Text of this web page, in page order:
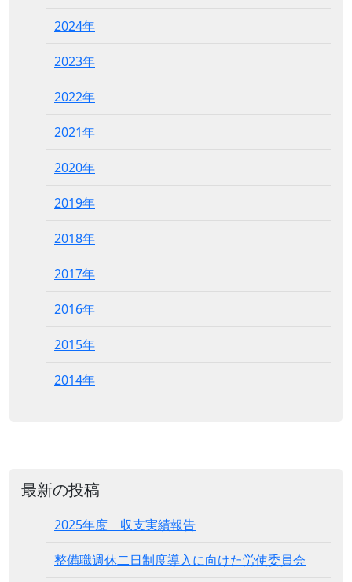
2024年
2023年
2022年
2021年
2020年
2019年
2018年
2017年
2016年
2015年
2014年
最新の投稿
2025年度 収支実績報告
整備職週休二日制度導入に向けた労使委員会